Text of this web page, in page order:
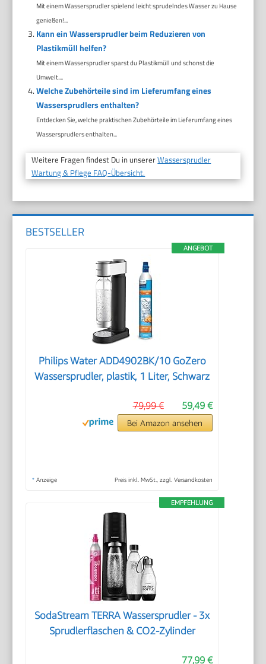
Mit einem Wassersprudler spielend leicht sprudelndes Wasser zu Hause
genießen!...
Kann ein Wassersprudler beim Reduzieren von
Plastikmüll helfen?
Mit einem Wassersprudler sparst du Plastikmüll und schonst die
Umwelt....
Welche Zubehörteile sind im Lieferumfang eines
Wassersprudlers enthalten?
Entdecken Sie, welche praktischen Zubehörteile im Lieferumfang eines
Wassersprudlers enthalten...
Weitere Fragen findest Du in unsererWassersprudler
Wartung & Pflege FAQ-Übersicht.
BESTSELLER
ANGEBOT
Philips Water ADD4902BK/10 GoZero
Wassersprudler, plastik, 1 Liter, Schwarz
59,49 €
79,99 €
Bei Amazon ansehen
* Anzeige Preis inkl. MwSt., zzgl. Versandkosten
EMPFEHLUNG
SodaStream TERRA Wassersprudler - 3x
Sprudlerflaschen & CO2-Zylinder
77,99 €